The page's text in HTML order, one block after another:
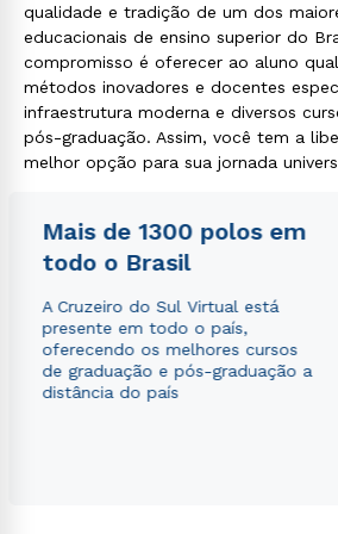
qualidade e tradição de um dos
educacionais de ensino superior do
compromisso é oferecer ao aluno
métodos inovadores e docentes
infraestrutura moderna e diversos
pós-graduação. Assim, você tem a
melhor opção para sua jornada
Mais de 1300 polos em
todo o Brasil
A Cruzeiro do Sul Virtual está
presente em todo o país,
oferecendo os melhores cursos
de graduação e pós-graduação a
distância do país
Rápido e fácil
WhatsApp
ou
Estou de acordo com a Política de
autorizo que meus dados sejam
envio de conteúdos da Cruzeiro do